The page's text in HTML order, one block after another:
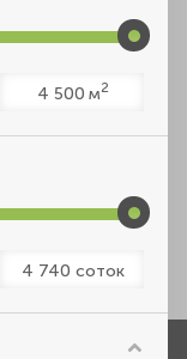
м2
соток